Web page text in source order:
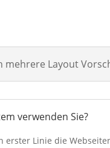
mehrere Layout
verwenden Sie?
erster Linie die